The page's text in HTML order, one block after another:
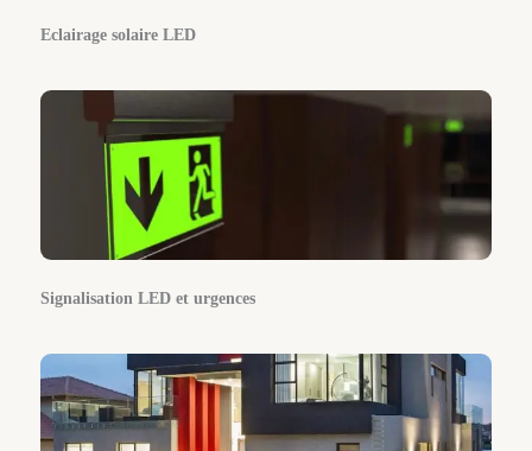
Eclairage solaire LED
Signalisation LED et urgences